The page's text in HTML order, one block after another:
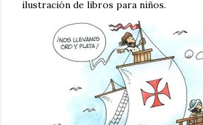
ilustración de libros para niños.